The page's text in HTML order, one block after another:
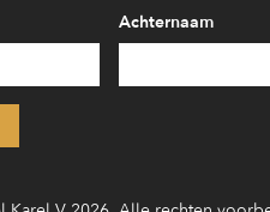
Achternaam